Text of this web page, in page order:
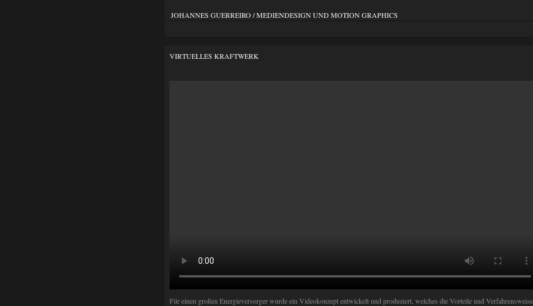
JOHANNES GUERREIRO / MEDIENDESIGN UND MOTION GRAPHICS
VIRTUELLES KRAFTWERK
Für einen großen Energieversorger wurde ein Videokonzept entwickelt und produziert, welches die Vorteile und Verfahrensweise